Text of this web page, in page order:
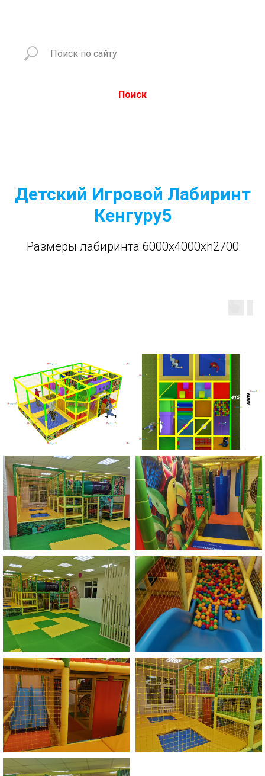
Поиск
Детский Игровой Лабиринт
Кенгуру5
Размеры лабиринта 6000x4000xh2700